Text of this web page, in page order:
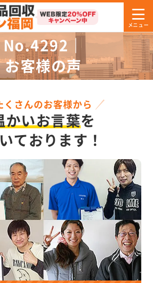
No.4292｜
お客様の声
くさんのお客様から
かいお言葉を
ております！